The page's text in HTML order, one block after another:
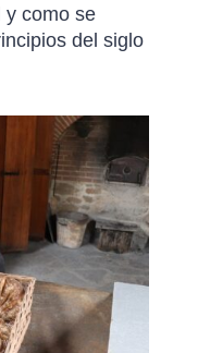
y como se
del siglo